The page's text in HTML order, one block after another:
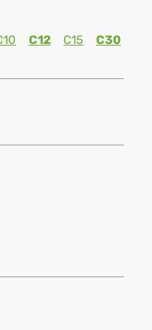
C12 C15
C30